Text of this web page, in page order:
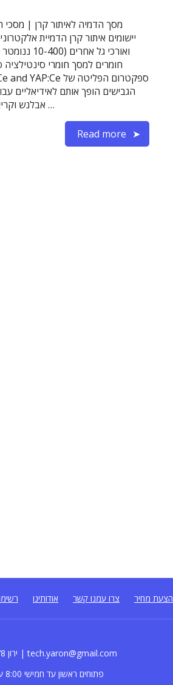
מסך הדמיה לאיתור קרן | מסכי
ואורכי גל
חומרים למסך חומרי
הגבישים הופך אותם לאידיאליים
אבלנש וקריאת סי סי די אתם מוזמנים …
Read more
אודותינו צרו עמנו קשר מחיר
0548814578 ירון | tech.yaron@gmail.com
פתוחים ראשון עד חמישי 8:00 עד 17:00